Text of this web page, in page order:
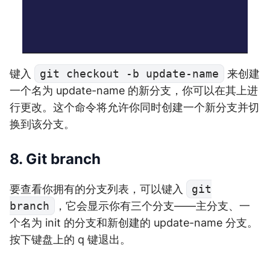
键入 git checkout -b update-name
来创建
一个名为 update-name 的新分支，你可以在其上进
行更改。这个命令将允许你同时创建一个新分支并切
换到该分支。
8. Git branch
要查看你拥有的分支列表，可以键入
git
branch
，它会显示你有三个分支——主分支、一
个名为 init 的分支和新创建的 update-name 分支。
按下键盘上的 q 键退出。